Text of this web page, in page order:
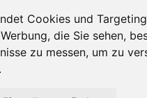
Cookies und
die Sie sehen,
zu messen, um zu
Steuerrecht
ihr fleißigen Mitstreiter,
hier die Lösungen